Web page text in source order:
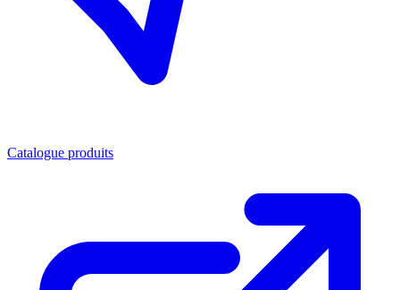
Catalogue produits